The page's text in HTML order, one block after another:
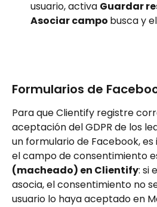
usuario, activa Guardar
Asociar campo busca y
Formularios de
Para que Clientify registre
aceptación del GDPR de los
un formulario de Facebook,
el campo de consentimiento
(macheado) en Clientify: si
asocia, el consentimiento no
usuario lo haya aceptado en